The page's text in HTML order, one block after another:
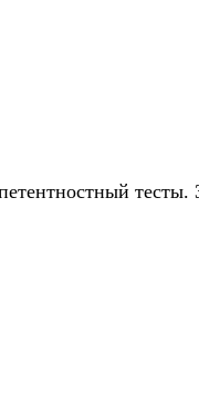
тесты.